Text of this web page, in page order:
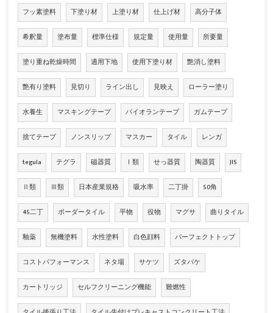
フッ素塗料 下塗り材 上塗り材 仕上げ材 高分子体
希釈量 塗布量 標準仕様 規定量 使用量 所要量
塗り重ね乾燥時間 適用下地 使用下塗り材 艶消し塗料
艶有り塗料 見切り ライン出し 見映え ローラー塗り
水養生 マスキングテープ パイオランテープ ガムテープ
捨てテープ ノンスリップ マスカー タイル レンガ
tegula テグラ 磁器質 Ⅰ類 せっ器質 陶器質 JIS
Ⅱ類 Ⅲ類 日本産業規格 吸水率 二丁掛 50角
45二丁 ボーダータイル 平物 役物 マグサ 曲りタイル
釉薬 無機塗料 水性塗料 白色顔料 パーフェクトトップ
コストパフォーマンス ネタ場 サケツ ズタバケ
カートリッジ セルフクリーニング機能 難燃性